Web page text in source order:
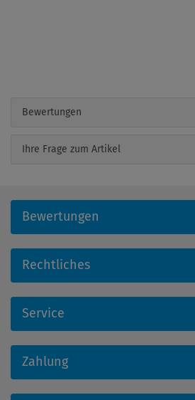
Bewertungen
Ihre Frage zum Artikel
Bewertungen
Rechtliches
Service
Zahlung